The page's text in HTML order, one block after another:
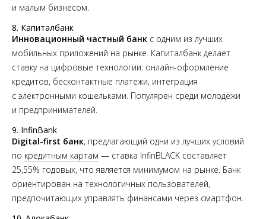
и малым бизнесом.
8. Капиталбанк
Инновационный частный банк с одним из лучших
мобильных приложений на рынке. Капиталбанк делает
ставку на цифровые технологии: онлайн-оформление
кредитов, бесконтактные платежи, интеграция
с электронными кошельками. Популярен среди молодёжи
и предпринимателей.
9. InfinBank
Digital-first банк, предлагающий одни из лучших условий
по кредитным картам — ставка InfinBLACK составляет
25,55% годовых, что является минимумом на рынке. Банк
ориентирован на технологичных пользователей,
предпочитающих управлять финансами через смартфон.